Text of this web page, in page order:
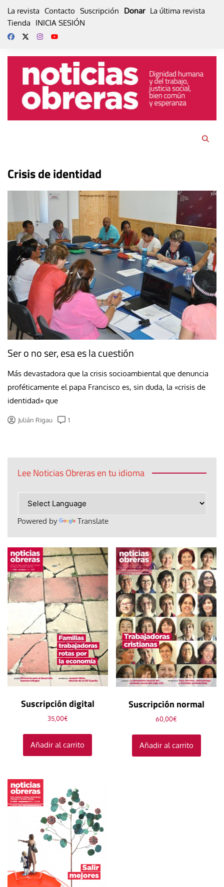
La revista Contacto Suscripción Donar La última revista
Tienda
INICIA SESIÓN
Crisis de identidad
Ser o no ser, esa es la cuestión
Más devastadora que la crisis socioambiental que denuncia
proféticamente el papa Francisco es, sin duda, la «crisis de
identidad» que
Julián Rigau 1
Lee Noticias Obreras en tu idioma
Powered by Translate
Suscripción digital
35,00€
Añadir al carrito
Suscripción normal
60,00€
Añadir al carrito